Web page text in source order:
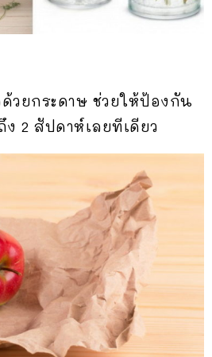
วยกระดาษ ช่วยให้ป้องกัน
2 สัปดาห์เลยทีเดียว